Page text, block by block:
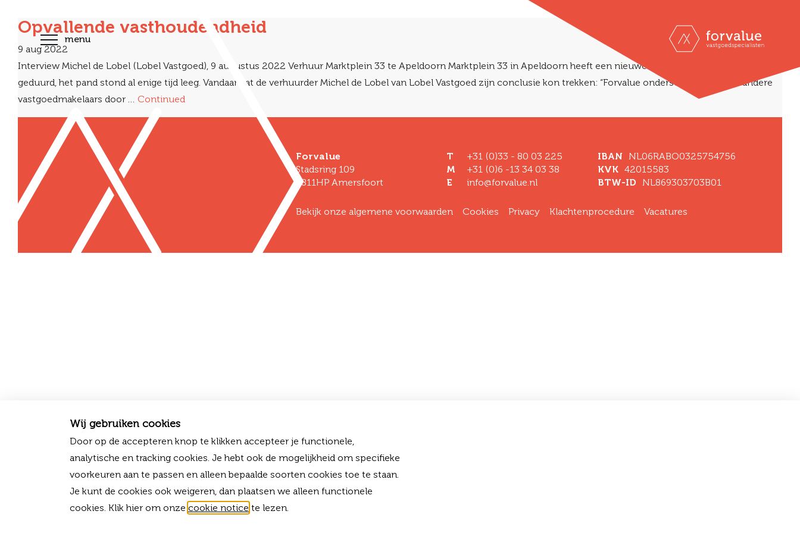
menu
Opvallende vasthoudendheid
9 aug 2022
Interview Michel de Lobel (Lobel Vastgoed), 9 augustus 2022 Verhuur Marktplein 33 te Apeldoorn Marktplein 33 in Apeldoorn heeft een nieuwe huurder. Het heeft wel even
geduurd, het pand stond al enige tijd leeg. Vandaar dat de verhuurder Michel de Lobel van Lobel Vastgoed zijn conclusie kon trekken: “Forvalue onderscheidt zich van andere
vastgoedmakelaars door … Continued
Forvalue
Stadsring 109
3811HP Amersfoort
T
+31 (0)33 - 80 03 225
M
+31 (0)6 -13 34 03 38
E
info@forvalue.nl
IBAN NL06RABO0325754756
KVK 42015583
BTW-ID NL869303703B01
Bekijk onze algemene voorwaarden Cookies Privacy Klachtenprocedure Vacatures
Wij gebruiken cookies
Door op de accepteren knop te klikken accepteer je functionele,
analytische en tracking cookies. Je hebt ook de mogelijkheid om specifieke
voorkeuren aan te passen en alleen bepaalde soorten cookies toe te staan.
Je kunt de cookies ook weigeren, dan plaatsen we alleen functionele
cookies. Klik hier om onze cookie notice te lezen.